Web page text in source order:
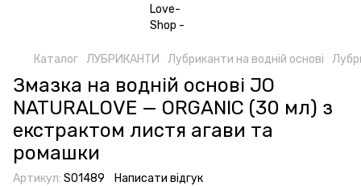
Каталог ЛУБРИКАНТИ Лубриканти на водній основі
Змазка на водній основі JO
NATURALOVE — ORGANIC (30 мл) з
екстрактом листя агави та
ромашки
Артикул: SO1489 Написати відгук